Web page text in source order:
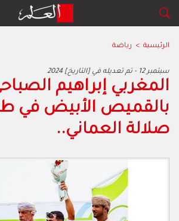
الرئيسية > رياضة
2024 سبتمبر 12 - تم تعديله في [التاريخ]
المغربي إبراهيم
بالقميص الأبيض في
صلالة العماني..